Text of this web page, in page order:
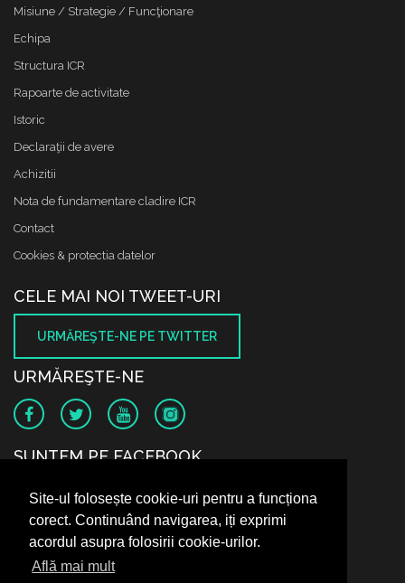
Site-ul folosește cookie-uri pentru a funcționa
corect. Continuând navigarea, iți exprimi
acordul asupra folosirii cookie-urilor.
Află mai mult
Misiune / Strategie / Funcţionare
Echipa
Structura ICR
Rapoarte de activitate
Istoric
Declaraţii de avere
Achizitii
Nota de fundamentare cladire ICR
Contact
Cookies & protectia datelor
CELE MAI NOI TWEET-URI
URMĂREŞTE-NE PE TWITTER
URMĂREŞTE-NE
SUNTEM PE FACEBOOK